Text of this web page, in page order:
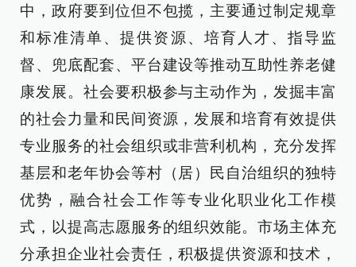
中，政府要到位但不包揽，主要通过制定规章
和标准清单、提供资源、培育人才、指导监
督、兜底配套、平台建设等推动互助性养老健
康发展。社会要积极参与主动作为，发掘丰富
的社会力量和民间资源，发展和培育有效提供
专业服务的社会组织或非营利机构，充分发挥
基层和老年协会等村（居）民自治组织的独特
优势，融合社会工作等专业化职业化工作模
式，以提高志愿服务的组织效能。市场主体充
分承担企业社会责任，积极提供资源和技术，